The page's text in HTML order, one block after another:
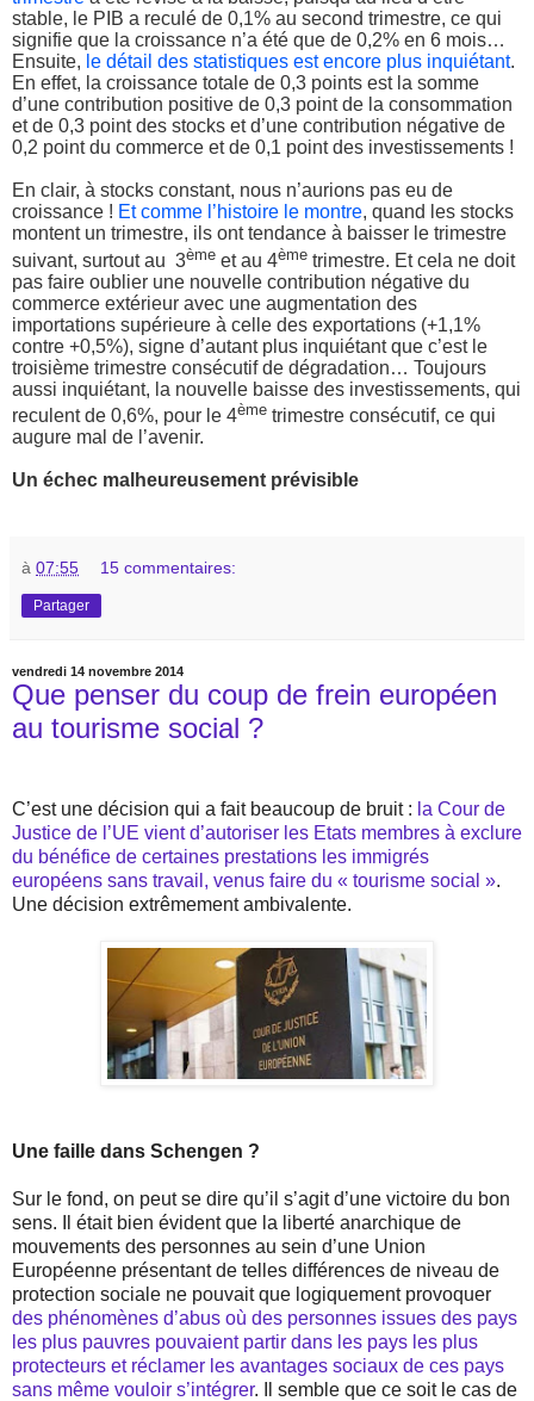
stable, le PIB a reculé de 0,1% au second trimestre, ce qui
signifie que la croissance n’a été que de 0,2% en 6 mois…
Ensuite, le détail des statistiques est encore plus inquiétant.
En effet, la croissance totale de 0,3 points est la somme
d’une contribution positive de 0,3 point de la consommation
et de 0,3 point des stocks et d’une contribution négative de
0,2 point du commerce et de 0,1 point des investissements !
En clair, à stocks constant, nous n’aurions pas eu de
croissance ! Et comme l’histoire le montre, quand les stocks
montent un trimestre, ils ont tendance à baisser le trimestre
suivant, surtout au 3ème et au 4ème trimestre. Et cela ne doit
pas faire oublier une nouvelle contribution négative du
commerce extérieur avec une augmentation des
importations supérieure à celle des exportations (+1,1%
contre +0,5%), signe d’autant plus inquiétant que c’est le
troisième trimestre consécutif de dégradation… Toujours
aussi inquiétant, la nouvelle baisse des investissements, qui
reculent de 0,6%, pour le 4ème trimestre consécutif, ce qui
augure mal de l’avenir.
Un échec malheureusement prévisible
à 07:55 15 commentaires:
Partager
vendredi 14 novembre 2014
Que penser du coup de frein européen
au tourisme social ?
C’est une décision qui a fait beaucoup de bruit : la Cour de
Justice de l’UE vient d’autoriser les Etats membres à exclure
du bénéfice de certaines prestations les immigrés
européens sans travail, venus faire du « tourisme social ».
Une décision extrêmement ambivalente.
Une faille dans Schengen ?
Sur le fond, on peut se dire qu’il s’agit d’une victoire du bon
sens. Il était bien évident que la liberté anarchique de
mouvements des personnes au sein d’une Union
Européenne présentant de telles différences de niveau de
protection sociale ne pouvait que logiquement provoquer
des phénomènes d’abus où des personnes issues des pays
les plus pauvres pouvaient partir dans les pays les plus
protecteurs et réclamer les avantages sociaux de ces pays
sans même vouloir s’intégrer. Il semble que ce soit le cas de